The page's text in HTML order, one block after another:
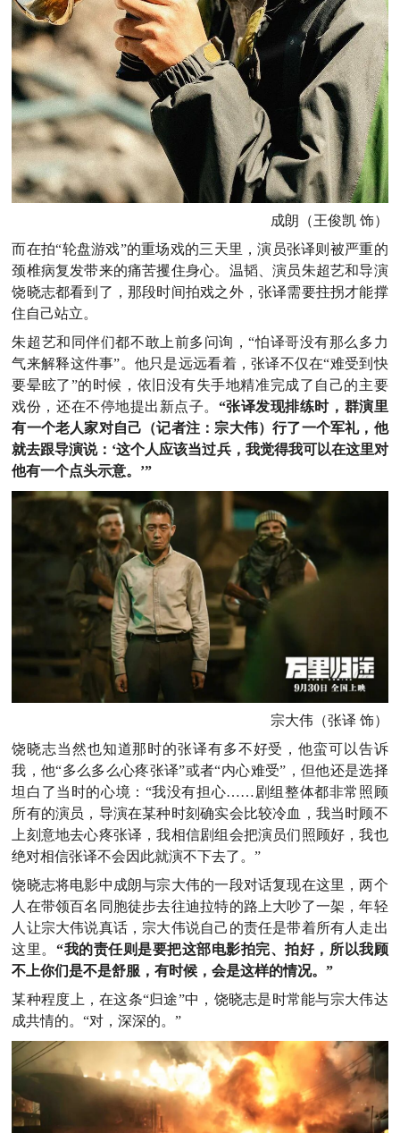
成朗（王俊凯 饰）
而在拍“轮盘游戏”的重场戏的三天里，演员张译则被严重的
颈椎病复发带来的痛苦攫住身心。温韬、演员朱超艺和导演
饶晓志都看到了，那段时间拍戏之外，张译需要拄拐才能撑
住自己站立。
朱超艺和同伴们都不敢上前多问询，“怕译哥没有那么多力
气来解释这件事”。他只是远远看着，张译不仅在“难受到快
要晕眩了”的时候，依旧没有失手地精准完成了自己的主要
戏份，还在不停地提出新点子。 “张译发现排练时，群演里
有一个老人家对自己（记者注：宗大伟）行了一个军礼，他
就去跟导演说：‘这个人应该当过兵，我觉得我可以在这里对
他有一个点头示意。’”
宗大伟（张译 饰）
饶晓志当然也知道那时的张译有多不好受，他蛮可以告诉
我，他“多么多么心疼张译”或者“内心难受”，但他还是选择
坦白了当时的心境：“我没有担心……剧组整体都非常照顾
所有的演员，导演在某种时刻确实会比较冷血，我当时顾不
上刻意地去心疼张译，我相信剧组会把演员们照顾好，我也
绝对相信张译不会因此就演不下去了。”
饶晓志将电影中成朗与宗大伟的一段对话复现在这里，两个
人在带领百名同胞徒步去往迪拉特的路上大吵了一架，年轻
人让宗大伟说真话，宗大伟说自己的责任是带着所有人走出
这里。“我的责任则是要把这部电影拍完、拍好，所以我顾
不上你们是不是舒服，有时候，会是这样的情况。”
某种程度上，在这条“归途”中，饶晓志是时常能与宗大伟达
成共情的。“对，深深的。”